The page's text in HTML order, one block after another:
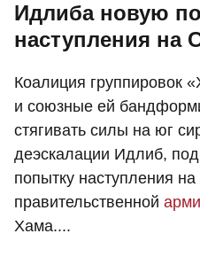
Идлиба новую
наступления на
Коалиция группировок
и союзные ей
стягивать силы на юг
деэскалации Идлиб,
попытку наступления на
правительственной
Хама....